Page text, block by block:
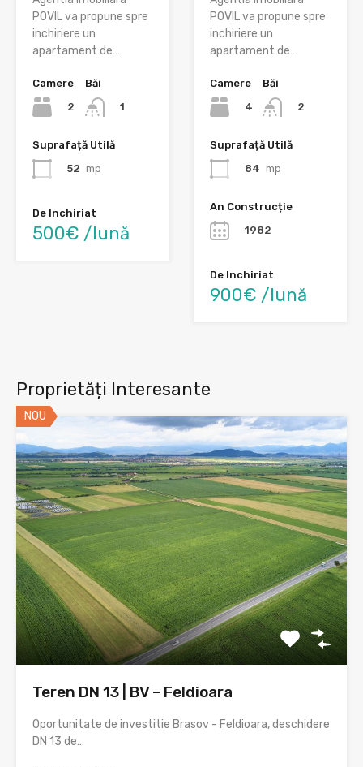
POVIL va propune spre
inchiriere un
apartament de…
Camere
2
Băi
1
Suprafață Utilă
52 mp
De Inchiriat
500€ /lună
POVIL va propune spre
inchiriere un
apartament de…
Camere
4
Băi
2
Suprafață Utilă
84 mp
An Construcție
1982
De Inchiriat
900€ /lună
Proprietăți Interesante
NOU
Teren DN 13 | BV – Feldioara
Oportunitate de investitie Brasov - Feldioara, deschidere
DN 13 de…